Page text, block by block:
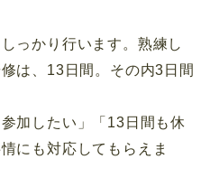
っかり行います。熟練し
は、13日間。その内3日間
加したい」「13日間も休
にも対応してもらえま